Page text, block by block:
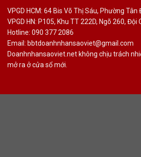
VPGD HCM: 64 Bis Võ Thị Sáu, Phường Tân
VPGD HN: P105, Khu TT 222D, Ngõ 260, Đội
Hotline: 090 377 2086
Email: bbtdoanhnhansaoviet@gmail.com
Doanhnhansaoviet.net không chịu trách
mở ra ở cửa sổ mới.